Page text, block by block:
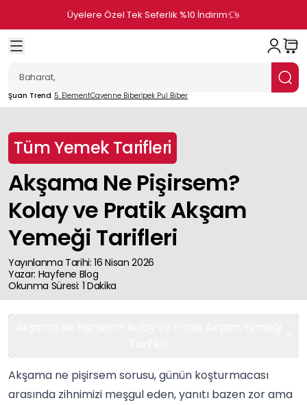
Üyelere Özel Tek Seferlik %10 İndirim
Şuan Trend 5. ElementCayenne Biberİpek Pul Biber
Tüm Yemek Tarifleri
Akşama Ne Pişirsem?
Kolay ve Pratik Akşam
Yemeği Tarifleri
Yayınlanma Tarihi: 16 Nisan 2026
Yazar: Hayfene Blog
Okunma Süresi: 1 Dakika
Akşama ne pişirsem sorusu, günün koşturmacası
arasında zihnimizi meşgul eden, yanıtı bazen zor ama